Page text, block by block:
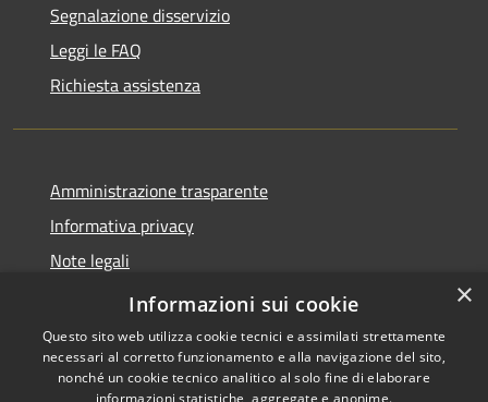
Segnalazione disservizio
Leggi le FAQ
Richiesta assistenza
Amministrazione trasparente
Informativa privacy
Note legali
Dichiarazione di accessibilità
×
Informazioni sui cookie
Questo sito web utilizza cookie tecnici e assimilati strettamente
necessari al corretto funzionamento e alla navigazione del sito,
nonché un cookie tecnico analitico al solo fine di elaborare
informazioni statistiche, aggregate e anonime.